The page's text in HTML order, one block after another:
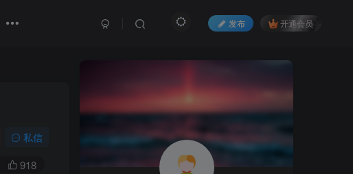
发布 开通会员
私信
918